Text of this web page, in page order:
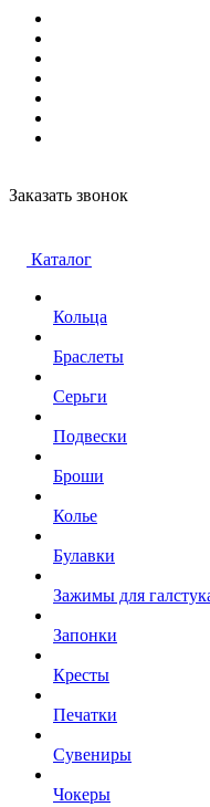
Заказать звонок
Каталог
Кольца
Браслеты
Серьги
Подвески
Броши
Колье
Булавки
Зажимы для
Запонки
Кресты
Печатки
Сувениры
Чокеры